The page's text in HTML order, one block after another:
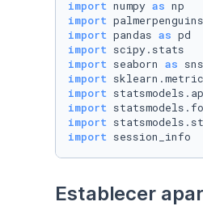
import numpy as
import
import pandas as
import
import seaborn as
import
import
import
import
import session_info
Establecer